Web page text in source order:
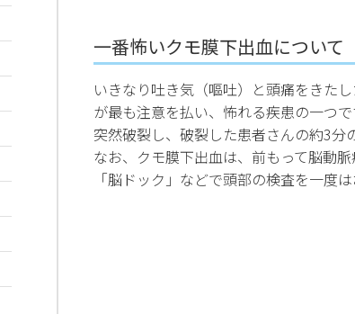
一番怖いクモ膜下出血について
いきなり吐き気（嘔吐）と頭痛をきた
が最も注意を払い、怖れる疾患の一つ
突然破裂し、破裂した患者さんの約3分
なお、クモ膜下出血は、前もって脳動
「脳ドック」などで頭部の検査を一度